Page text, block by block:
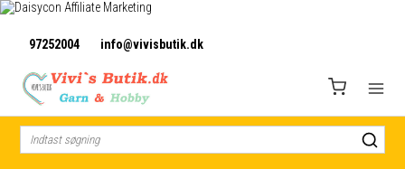
97252004 info@vivisbutik.dk